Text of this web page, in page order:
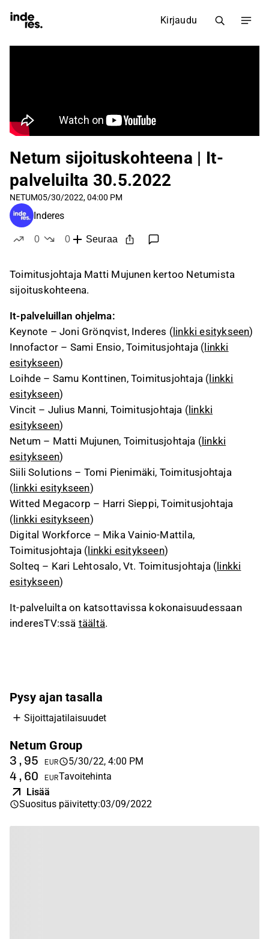
Kirjaudu
Netum sijoituskohteena | It-
palveluilta 30.5.2022
NETUM05/30/2022, 04:00 PM
Inderes
0
0
Seuraa
Toimitusjohtaja Matti Mujunen kertoo Netumista
sijoituskohteena.
It-palveluillan ohjelma:
​Keynote – Joni Grönqvist, Inderes ( linkki esitykseen)
Innofactor – Sami Ensio, Toimitusjohtaja ( linkki
esitykseen)
​Loihde – Samu Konttinen, Toimitusjohtaja ( linkki
esitykseen)
Vincit – Julius Manni, Toimitusjohtaja ( linkki
esitykseen)
Netum – Matti Mujunen, Toimitusjohtaja ( linkki
esitykseen)
Siili Solutions – Tomi Pienimäki, Toimitusjohtaja
( linkki esitykseen)
Witted Megacorp – Harri Sieppi, Toimitusjohtaja
( linkki esitykseen)
Digital Workforce – Mika Vainio-Mattila,
Toimitusjohtaja ( linkki esitykseen)
Solteq – Kari Lehtosalo, Vt. Toimitusjohtaja ( linkki
esitykseen)
It-palveluilta on katsottavissa kokonaisuudessaan
inderesTV:ssä täältä.
Pysy ajan tasalla
Sijoittajatilaisuudet
Netum Group
3,95 EUR 5/30/22, 4:00 PM
4,60 EURTavoitehinta
Lisää
Suositus päivitetty:03/09/2022